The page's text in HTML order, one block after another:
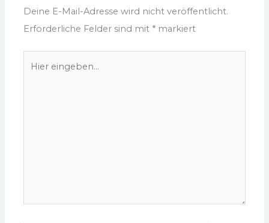
Deine E-Mail-Adresse wird nicht veröffentlicht.
Erforderliche Felder sind mit * markiert